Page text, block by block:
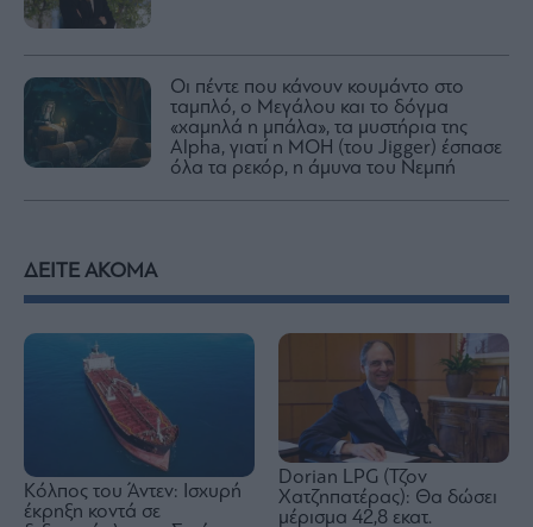
Οι πέντε που κάνουν κουμάντο στο
ταμπλό, ο Μεγάλου και το δόγμα
«χαμηλά η μπάλα», τα μυστήρια της
Alpha, γιατί η ΜΟΗ (του Jigger) έσπασε
όλα τα ρεκόρ, η άμυνα του Νεμπή
ΔΕΙΤΕ ΑΚΟΜΑ
Κόλπος του Άντεν: Ισχυρή
έκρηξη κοντά σε
Dorian LPG (Τζον
Χατζηπατέρας): Θα δώσει
μέρισμα 42,8 εκατ.